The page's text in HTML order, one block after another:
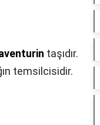
taşıdır.
temsilcisidir.